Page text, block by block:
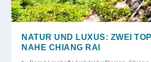
NATUR UND LUXUS: ZWEI
NAHE CHIANG RAI